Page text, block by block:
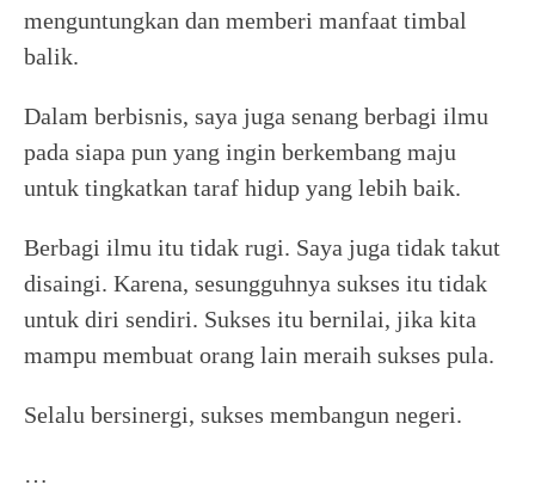
menguntungkan dan memberi manfaat timbal
balik.
Dalam berbisnis, saya juga senang berbagi ilmu
pada siapa pun yang ingin berkembang maju
untuk tingkatkan taraf hidup yang lebih baik.
Berbagi ilmu itu tidak rugi. Saya juga tidak takut
disaingi. Karena, sesungguhnya sukses itu tidak
untuk diri sendiri. Sukses itu bernilai, jika kita
mampu membuat orang lain meraih sukses pula.
Selalu bersinergi, sukses membangun negeri.
…